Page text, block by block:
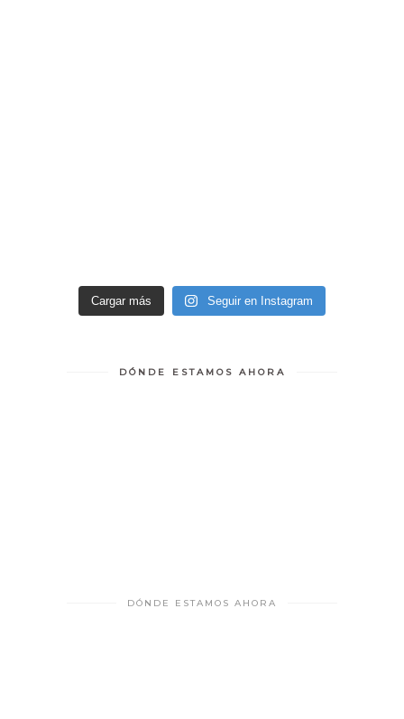
Cargar más Seguir en Instagram
DÓNDE ESTAMOS AHORA
DÓNDE ESTAMOS AHORA